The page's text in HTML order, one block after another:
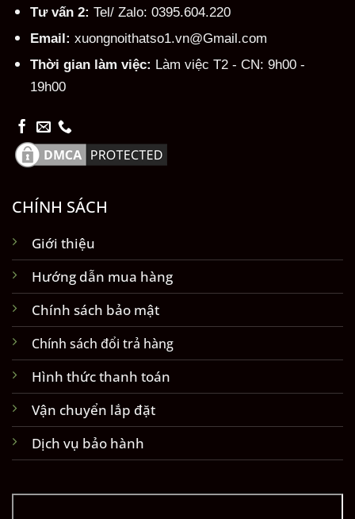
Tư vấn 2: Tel/ Zalo: 0395.604.220
Email: xuongnoithatso1.vn@Gmail.com
Thời gian làm việc: Làm việc T2 - CN: 9h00 -
19h00
CHÍNH SÁCH
Giới thiệu
Hướng dẫn mua hàng
Chính sách bảo mật
Chính sách đổi trả hàng
Hình thức thanh toán
Vận chuyển lắp đặt
Dịch vụ bảo hành